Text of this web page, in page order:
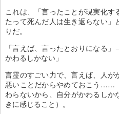
これは、「言ったことが現実化す
たって死んだ人は生き返らない」
りだ。
「言えば、言ったとおりになる
かわるしかない」
言霊のすごい力で、言えば、人が
悪いことだからやめておこう……
わらないから、自分がかわるし
きに感じること）。